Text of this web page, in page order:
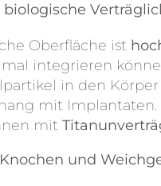
Oberfläche ist
integrieren
in den
mit Implantaten.
mit
und